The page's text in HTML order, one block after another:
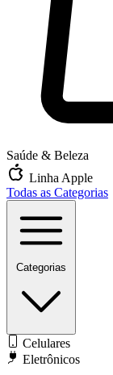
Saúde & Beleza
Linha Apple
Todas as Categorias
Categorias
Celulares
Eletrônicos